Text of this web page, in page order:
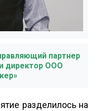
партнер
директор ООО
разделилось на